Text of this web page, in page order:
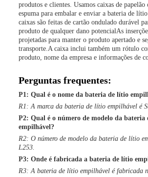
produtos e clientes. Usamos caixas de papelão
espuma para embalar e enviar a bateria de
caixas são feitas de cartão ondulado durável
produto de qualquer dano potencialAs
projetadas para manter o produto apertado e
transporte.A caixa inclui também um rótulo
produto, nome da empresa e informações de
Perguntas frequentes:
P1: Qual é o nome da bateria de lítio
R1: A marca da bateria de lítio empilhável é
P2: Qual é o número de modelo da bateria
empilhável?
R2: O número de modelo da bateria de lítio
L253.
P3: Onde é fabricada a bateria de lítio
R3: A bateria de lítio empilhável é fabricada